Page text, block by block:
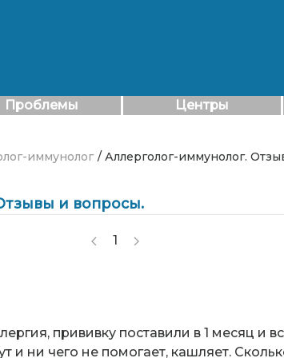
Проблемы Центры
иммунолог / Аллерголог-иммунолог.
и вопросы.
1
прививку поставили в 1 месяц и
и ни чего не помогает, кашляет.